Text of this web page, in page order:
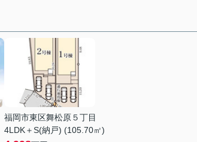
福岡市東区舞松原５丁目
4LDK＋S(納戸) (105.70㎡)